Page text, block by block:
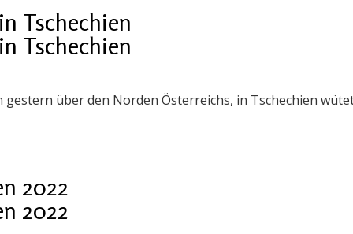
Tschechien
Tschechien
über den Norden Österreichs, in Tschechien
2022
2022